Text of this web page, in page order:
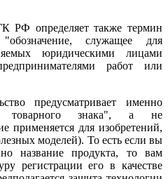
РФ определяет также термин
служащее для
юридическими лицами
работ или
предусматривает именно
товарного знака", а не
применяется для изобретений,
моделей). То есть если вы
название продукта, то вам
регистрации его в качестве